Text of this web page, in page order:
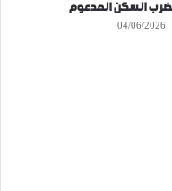
السكن المدعوم
04/06/2026